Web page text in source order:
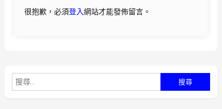
很抱歉，必須登入網站才能發佈留言。
尋